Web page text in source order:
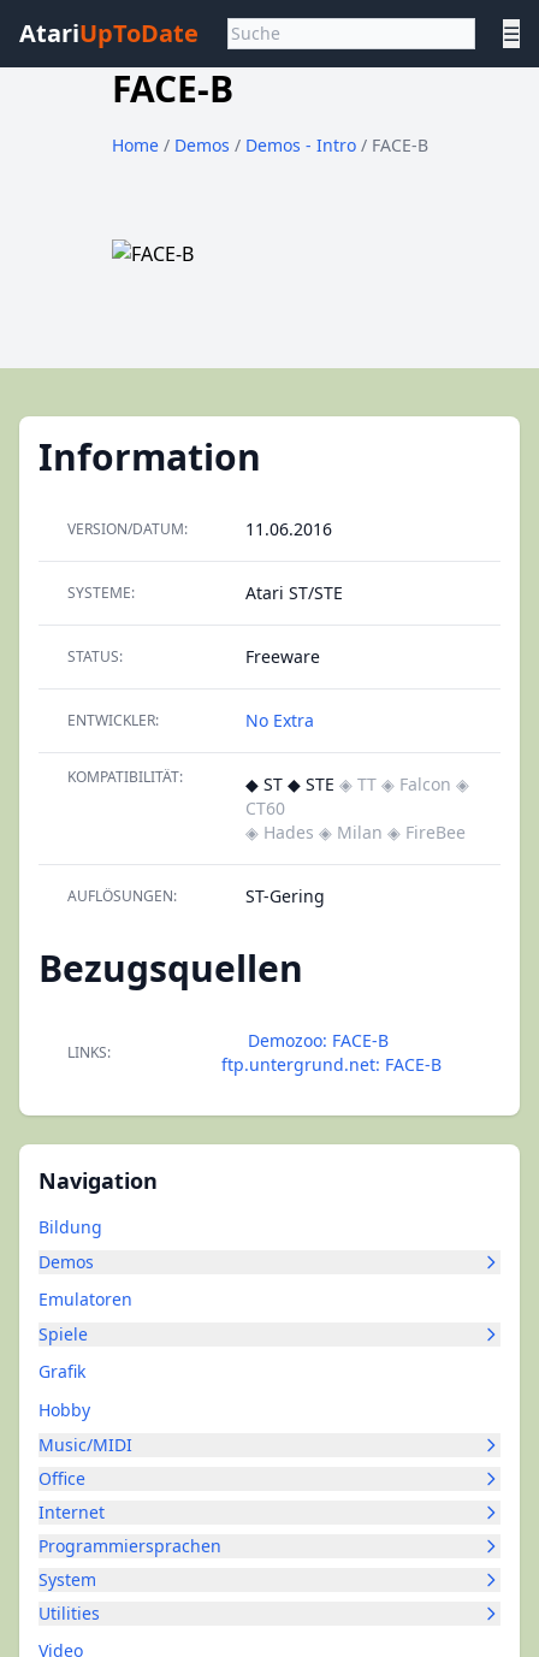
AtariUpToDate ☰
FACE-B
Home/ Demos / Demos - Intro / FACE-B
Navigation
Bildung
Demos
Emulatoren
Spiele
Grafik
Hobby
Music/MIDI
Office
Internet
Programmiersprachen
System
Utilities
Video
Information
VERSION/DATUM: 11.06.2016
SYSTEME: Atari ST/STE
STATUS: Freeware
ENTWICKLER: No Extra
KOMPATIBILITÄT: ◆ ST ◆ STE ◈ TT ◈ Falcon ◈
CT60
◈ Hades ◈ Milan ◈ FireBee
AUFLÖSUNGEN: ST-Gering
Bezugsquellen
LINKS:
Demozoo: FACE-B
ftp.untergrund.net: FACE-B